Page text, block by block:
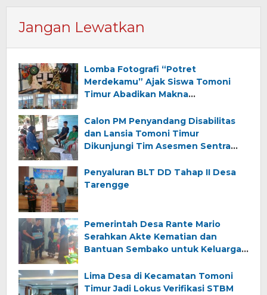
Jangan Lewatkan
Lomba Fotografi “Potret
Merdekamu” Ajak Siswa Tomoni
Timur Abadikan Makna
Calon PM Penyandang Disabilitas
dan Lansia Tomoni Timur
Dikunjungi Tim Asesmen Sentra
Penyaluran BLT DD Tahap II Desa
Tarengge
Pemerintah Desa Rante Mario
Serahkan Akte Kematian dan
Bantuan Sembako untuk Keluarga
Lima Desa di Kecamatan Tomoni
Timur Jadi Lokus Verifikasi STBM